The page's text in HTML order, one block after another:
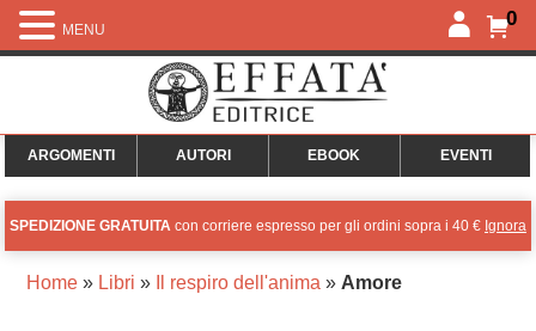
0
ARGOMENTI AUTORI EBOOK EVENTI
SPEDIZIONE GRATUITA con corriere espresso per gli ordini sopra i 40 € Ignora
Home» Libri » Il respiro dell'anima » Amore
MENU